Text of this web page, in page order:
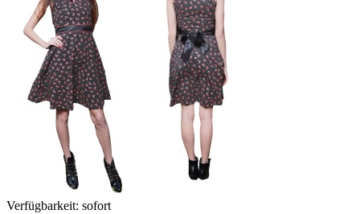
Verfügbarkeit: sofort